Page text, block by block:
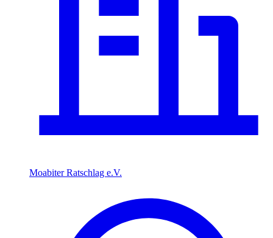
Moabiter Ratschlag e.V.